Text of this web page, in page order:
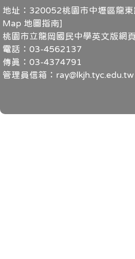
地址：320052桃園市中壢區龍
Map 地圖指南]
桃園市立龍岡國民中學英文版網
電話：03-4562137
傳真：03-4374791
管理員信箱：ray@lkjh.tyc.edu.tw